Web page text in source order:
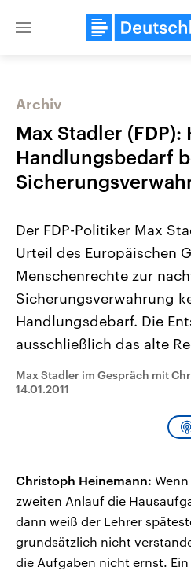
Close
Landtagswahl Sachsen-Anhalt
Alle Informationen
September 2026 einen neuen
Landtag. Seit 2021 wird das
Bundesland von einer Koalition
Umfragen, Prognosen,
Wahlprogramme, aktuelle
und Kandidaten der
Archiv
Max Stadler (FDP):
Handlungsbedarf
Der FDP-Politiker Max
Urteil des Europäischen
Menschenrechte zur
Sicherungsverwahrung
Handlungsdebarf. Die
ausschließlich das alte
Max Stadler im Gespräch mit
14.01.2011
Christoph Heinemann:
zweiten Anlauf die
dann weiß der Lehrer
grundsätzlich nicht
die Aufgaben nicht ernst.